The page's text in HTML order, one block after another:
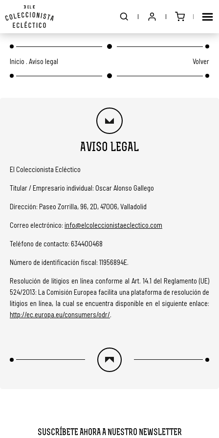
Inicio Aviso legal Volver
AVISO LEGAL
El Coleccionista Ecléctico
Titular / Empresario individual: Oscar Alonso Gallego
Dirección: Paseo Zorrilla, 96, 2D, 47006, Valladolid
Correo electrónico: info@elcoleccionistaeclectico.com
Teléfono de contacto: 634400468
Número de identificación fiscal: 11956894E.
Resolución de litigios en línea conforme al Art. 14.1 del Reglamento (UE)
524/2013: La Comisión Europea facilita una plataforma de resolución de
litigios en línea, la cual se encuentra disponible en el siguiente enlace:
http://ec.europa.eu/consumers/odr/.
SUSCRÍBETE AHORA A NUESTRO NEWSLETTER